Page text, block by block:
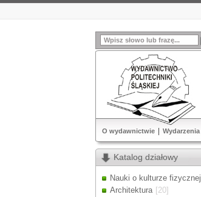
O wydawnictwie Wydarzenia
Katalog działowy
Nauki o kulturze fizycznej
Architektura [20]